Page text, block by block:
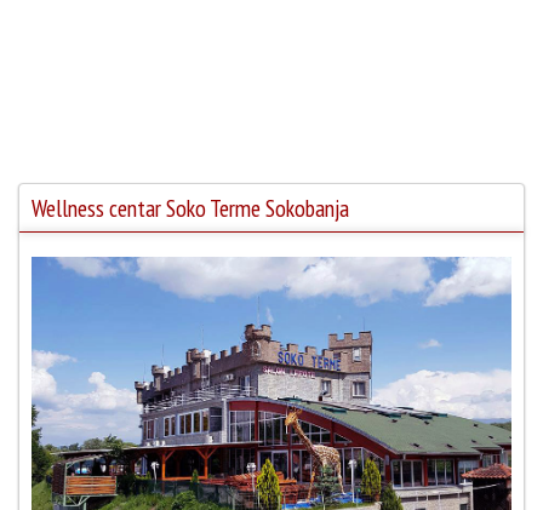
Wellness centar Soko Terme Sokobanja